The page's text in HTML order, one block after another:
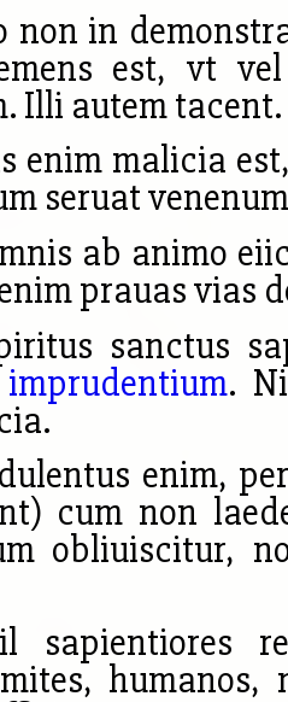
non in
est, vt
Illi autem tacent.
enim malicia
seruat
ab animo
prauas vias
sanctus
imprudentium.
enim,
cum non
obliuiscitur,
sapientiores
humanos,